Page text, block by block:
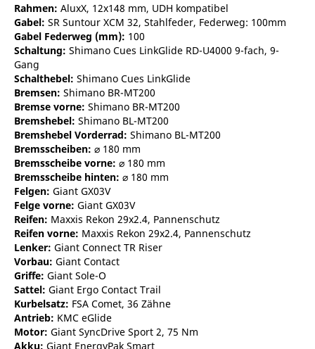
Rahmen: AluxX, 12x148 mm, UDH kompatibel
Gabel: SR Suntour XCM 32, Stahlfeder, Federweg: 100mm
Gabel Federweg (mm): 100
Schaltung: Shimano Cues LinkGlide RD-U4000 9-fach, 9-
Gang
Schalthebel: Shimano Cues LinkGlide
Bremsen: Shimano BR-MT200
Bremse vorne: Shimano BR-MT200
Bremshebel: Shimano BL-MT200
Bremshebel Vorderrad: Shimano BL-MT200
Bremsscheiben: ⌀ 180 mm
Bremsscheibe vorne: ⌀ 180 mm
Bremsscheibe hinten: ⌀ 180 mm
Felgen: Giant GX03V
Felge vorne: Giant GX03V
Reifen: Maxxis Rekon 29x2.4, Pannenschutz
Reifen vorne: Maxxis Rekon 29x2.4, Pannenschutz
Lenker: Giant Connect TR Riser
Vorbau: Giant Contact
Griffe: Giant Sole-O
Sattel: Giant Ergo Contact Trail
Kurbelsatz: FSA Comet, 36 Zähne
Antrieb: KMC eGlide
Motor: Giant SyncDrive Sport 2, 75 Nm
Akku: Giant EnergyPak Smart